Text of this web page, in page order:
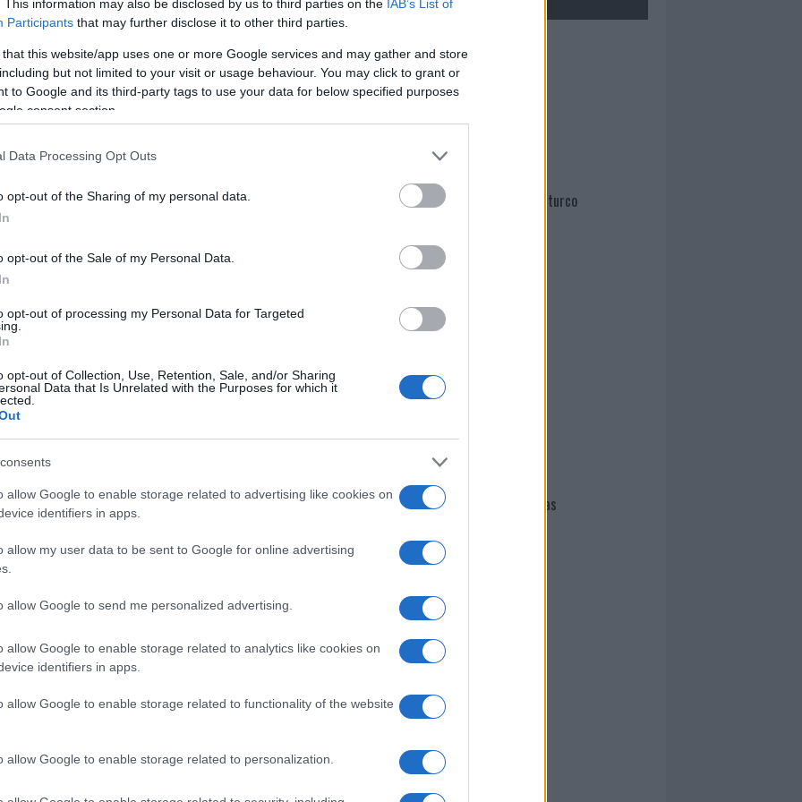
This information may also be disclosed by us to third parties on the IAB’s List of
Participants that may further disclose it to other third parties.
that this website/app uses one or more Google services and may gather and store
but not limited to your visit or usage behaviour. You may click to grant or
to Google and its third-party tags to use your data for below specified purposes
consent section.
Data Processing Opt Outs
opt-out of the Sharing of my personal data.
opt-out of the Sale of my Personal Data.
opt-out of processing my Personal Data for Targeted
opt-out of Collection, Use, Retention, Sale, and/or Sharing
Data that Is Unrelated with the Purposes for which it
allow Google to enable storage related to advertising like cookies on
identifiers in apps.
allow my user data to be sent to Google for online advertising
allow Google to send me personalized advertising.
allow Google to enable storage related to analytics like cookies on
identifiers in apps.
allow Google to enable storage related to functionality of the website
allow Google to enable storage related to personalization.
Conad completamente innovativo e unico nel suo
12 MAGGIO 2025
Dopo i lavori riapre a Olbia il Conad di via
Barcellona
La riapertura del Conad di Olbia in una nuova veste.
Ha riaperto sabato, dopo un’importante
per offrire ai clienti un’esperienza di spesa ancora
più…
CRONACA
Ricicli le bottiglie e fai la spesa, un nuovo
punto raccolta a Olbia
Nuova installazione di un ecocompattatore al
sul riciclo delle bottiglie a Olbia. “Assieme a Conad…
dove costa meno
A Olbia cala il prezzo del carburante Per chi è in
partenza da Olbia o per i turisti in arrivo è
importante scegliere il rifornitore di carburante col
presso cui…
Mario Malu
Paolo Pinna
Martina Agostina Diturco
Giovannimaria Cabras